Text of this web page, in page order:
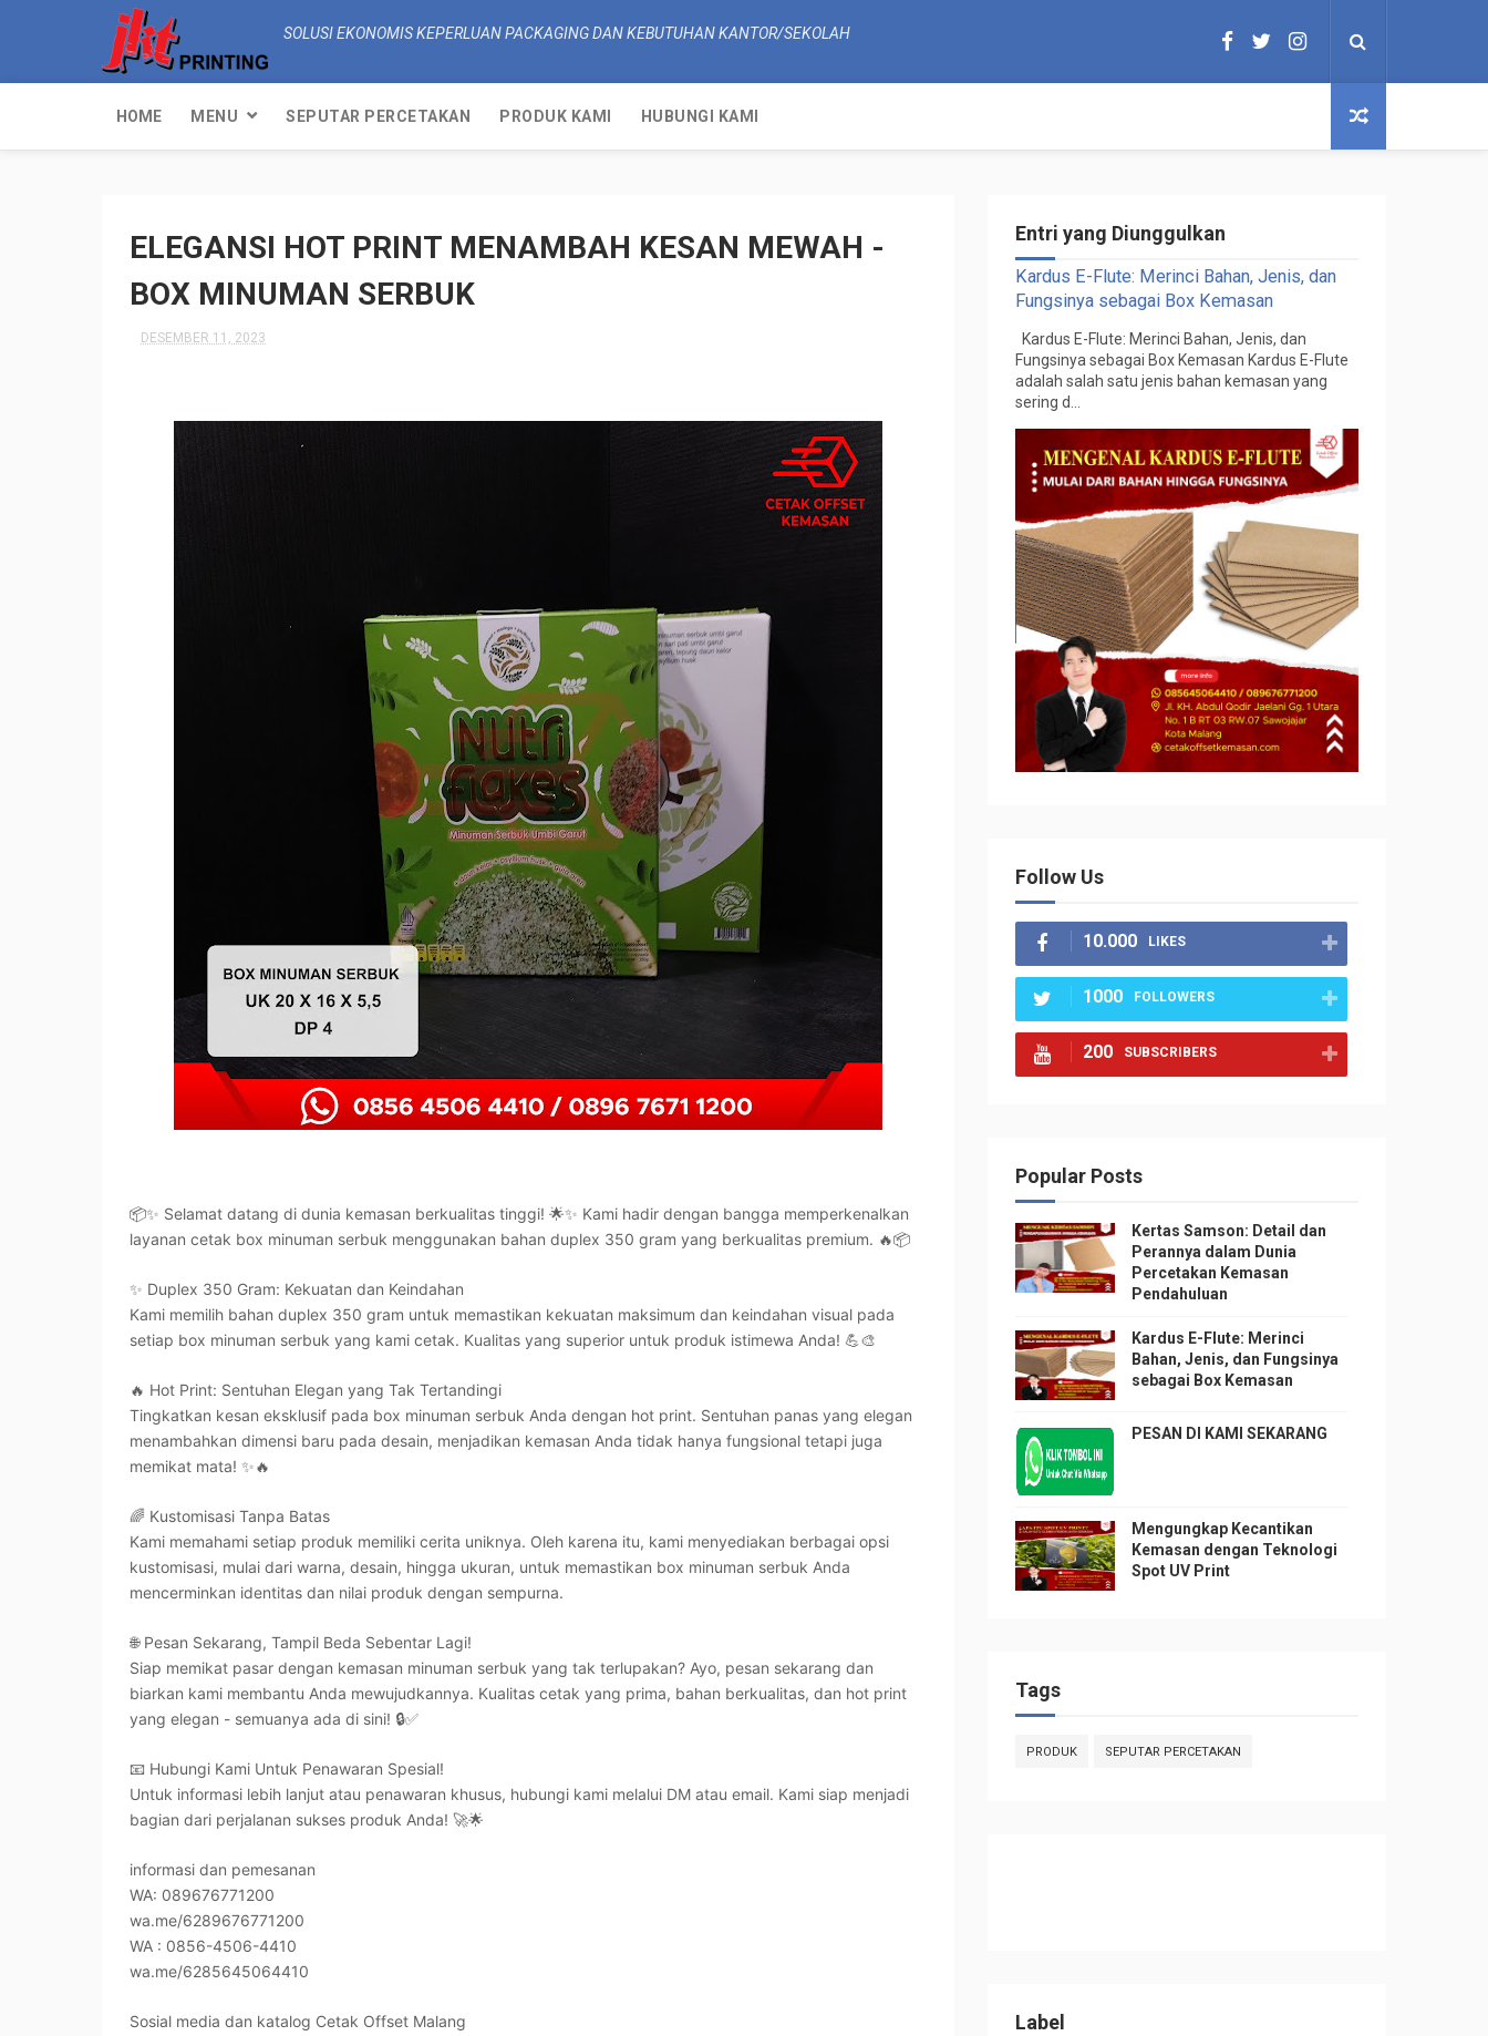
SOLUSI EKONOMIS KEPERLUAN PACKAGING DAN KEBUTUHAN KANTOR/SEKOLAH
HOME MENU SEPUTAR PERCETAKAN PRODUK KAMI HUBUNGI KAMI
ELEGANSI HOT PRINT MENAMBAH KESAN MEWAH -
BOX MINUMAN SERBUK
DESEMBER 11, 2023
📦✨ Selamat datang di dunia kemasan berkualitas tinggi! 🌟✨ Kami hadir dengan bangga memperkenalkan
layanan cetak box minuman serbuk menggunakan bahan duplex 350 gram yang berkualitas premium. 🔥📦
✨ Duplex 350 Gram: Kekuatan dan Keindahan
Kami memilih bahan duplex 350 gram untuk memastikan kekuatan maksimum dan keindahan visual pada
setiap box minuman serbuk yang kami cetak. Kualitas yang superior untuk produk istimewa Anda! 💪🎨
🔥 Hot Print: Sentuhan Elegan yang Tak Tertandingi
Tingkatkan kesan eksklusif pada box minuman serbuk Anda dengan hot print. Sentuhan panas yang elegan
menambahkan dimensi baru pada desain, menjadikan kemasan Anda tidak hanya fungsional tetapi juga
memikat mata! ✨🔥
🌈 Kustomisasi Tanpa Batas
Kami memahami setiap produk memiliki cerita uniknya. Oleh karena itu, kami menyediakan berbagai opsi
kustomisasi, mulai dari warna, desain, hingga ukuran, untuk memastikan box minuman serbuk Anda
mencerminkan identitas dan nilai produk dengan sempurna.
🌐 Pesan Sekarang, Tampil Beda Sebentar Lagi!
Siap memikat pasar dengan kemasan minuman serbuk yang tak terlupakan? Ayo, pesan sekarang dan
biarkan kami membantu Anda mewujudkannya. Kualitas cetak yang prima, bahan berkualitas, dan hot print
yang elegan - semuanya ada di sini! 🔒✅
📧 Hubungi Kami Untuk Penawaran Spesial!
Untuk informasi lebih lanjut atau penawaran khusus, hubungi kami melalui DM atau email. Kami siap menjadi
bagian dari perjalanan sukses produk Anda! 🚀🌟
informasi dan pemesanan
WA: 089676771200
wa.me/6289676771200
WA : 0856-4506-4410
wa.me/6285645064410
Sosial media dan katalog Cetak Offset Malang
Entri yang Diunggulkan
Kardus E-Flute: Merinci Bahan, Jenis, dan
Fungsinya sebagai Box Kemasan
Kardus E-Flute: Merinci Bahan, Jenis, dan
Fungsinya sebagai Box Kemasan Kardus E-Flute
adalah salah satu jenis bahan kemasan yang
sering d...
Follow Us
10.000 LIKES
1000 FOLLOWERS
200 SUBSCRIBERS
Popular Posts
Kertas Samson: Detail dan
Perannya dalam Dunia
Percetakan Kemasan
Pendahuluan
Kardus E-Flute: Merinci
Bahan, Jenis, dan Fungsinya
sebagai Box Kemasan
PESAN DI KAMI SEKARANG
Mengungkap Kecantikan
Kemasan dengan Teknologi
Spot UV Print
Tags
PRODUK SEPUTAR PERCETAKAN
Label